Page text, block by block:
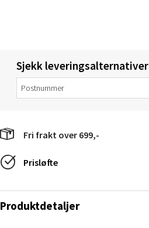
Sjekk leveringsalternativer
Fri frakt over 699,-
Prisløfte
Produktdetaljer
Velg
Vel